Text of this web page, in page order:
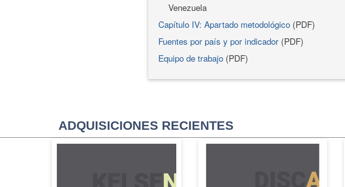
Venezuela
Capítulo IV: Apartado metodológico (PDF)
Fuentes por país y por indicador (PDF)
Equipo de trabajo (PDF)
ADQUISICIONES RECIENTES